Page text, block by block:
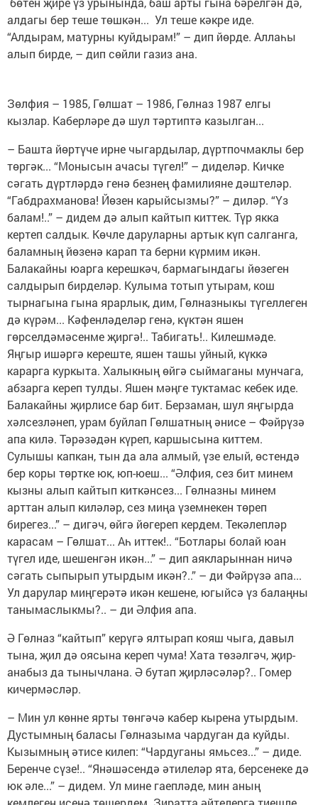
алдагы бер теше төшкән... Ул теше кәкре иде.
“Алдырам, матурны куйдырам!” – дип йөрде. Аллаһы
алып бирде, – дип сөйли газиз ана.
Зөлфия – 1985, Гөлшат – 1986, Гөлназ 1987 елгы
кызлар. Каберләре дә шул тәртиптә казылган...
– Башта йөртүче ирне чыгардылар, дүртпочмаклы бер
төргәк... “Монысын ачасы түгел!” – диделәр. Кичке
сәгать дүртләрдә генә безнең фамилияне дәштеләр.
“Габдрахманова! Йөзен карыйсызмы?” – диләр. “Үз
балам!..” – дидем дә алып кайтып киттек. Түр якка
кертеп салдык. Көчле даруларны артык күп салганга,
баламның йөзенә карап та берни күрмим икән.
Балакайны юарга керешкәч, бармагындагы йөзеген
салдырып бирделәр. Кулыма тотып утырам, кош
тырнагына гына ярарлык, дим, Гөлназныкы түгеллеген
дә күрәм... Кәфенләделәр генә, күктән яшен
гөрселдәмәсенме җиргә!.. Табигать!.. Килешмәде.
Яңгыр ишәргә кереште, яшен ташы уйный, күккә
карарга куркыта. Халыкның өйгә сыймаганы мунчага,
абзарга кереп тулды. Яшен мәңге туктамас кебек иде.
Балакайны җирлисе бар бит. Берзаман, шул яңгырда
хәлсезләнеп, урам буйлап Гөлшатның әнисе – Фәйрүзә
апа килә. Тәрәзәдән күреп, каршысына киттем.
Сулышы капкан, тын да ала алмый, үзе елый, өстендә
бер коры төртке юк, юп-юеш... “Әлфия, сез бит минем
кызны алып кайтып киткәнсез... Гөлназны минем
арттан алып киләләр, сез миңа үземнекен төреп
бирегез...” – дигәч, өйгә йөгереп кердем. Текәлепләр
карасам – Гөлшат... Аһ иттек!.. “Ботлары болай юан
түгел иде, шешенгән икән...” – дип аякларыннан ничә
сәгать сыпырып утырдым икән?..” – ди Фәйрүзә апа...
Ул дарулар миңгерәтә икән кешене, югыйсә үз балаңны
танымаслыкмы?.. – ди Әлфия апа.
Ә Гөлназ “кайтып” керүгә ялтырап кояш чыга, давыл
тына, җил дә оясына кереп чума! Хата төзәлгәч, җир-
анабыз да тынычлана. Ә бутап җирләсәләр?.. Гомер
кичермәсләр.
– Мин ул көнне ярты төнгәчә кабер кырена утырдым.
Дустымның баласы Гөлназыма чардуган да куйды.
Кызымның әтисе килеп: “Чардуганы ямьсез...” – диде.
Беренче сүзе!.. “Янәшәсендә әтилеләр ята, берсенеке дә
юк әле...” – дидем. Ул мине гаепләде, мин аның